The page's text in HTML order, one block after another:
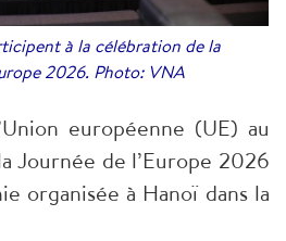
à la célébration de la
2026. Photo: VNA
européenne (UE) au
Journée de l’Europe 2026
organisée à Hanoï dans la